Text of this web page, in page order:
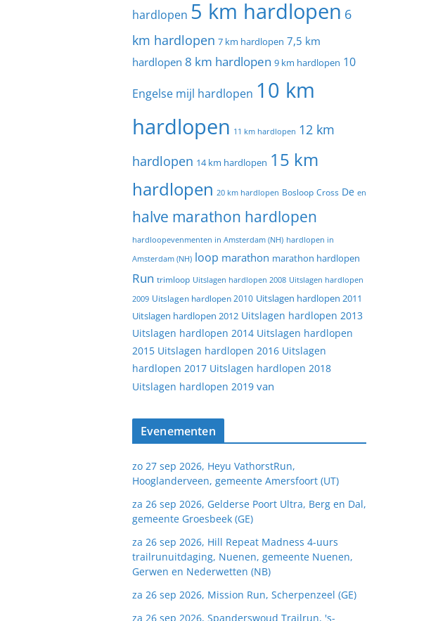
hardlopen 5 km hardlopen 6
km hardlopen 7 km hardlopen 7,5 km
hardlopen 8 km hardlopen 9 km hardlopen 10
Engelse mijl hardlopen 10 km
hardlopen 11 km hardlopen 12 km
hardlopen 14 km hardlopen 15 km
hardlopen 20 km hardlopen Bosloop Cross De en
halve marathon hardlopen
hardloopevenmenten in Amsterdam (NH) hardlopen in
Amsterdam (NH) loop marathon marathon hardlopen
Run trimloop Uitslagen hardlopen 2008 Uitslagen hardlopen
2009 Uitslagen hardlopen 2010 Uitslagen hardlopen 2011
Uitslagen hardlopen 2012 Uitslagen hardlopen 2013
Uitslagen hardlopen 2014 Uitslagen hardlopen
2015 Uitslagen hardlopen 2016 Uitslagen
hardlopen 2017 Uitslagen hardlopen 2018
Uitslagen hardlopen 2019 van
Evenementen
zo 27 sep 2026, Heyu VathorstRun,
Hooglanderveen, gemeente Amersfoort (UT)
za 26 sep 2026, Gelderse Poort Ultra, Berg en Dal,
gemeente Groesbeek (GE)
za 26 sep 2026, Hill Repeat Madness 4-uurs
trailrunuitdaging, Nuenen, gemeente Nuenen,
Gerwen en Nederwetten (NB)
za 26 sep 2026, Mission Run, Scherpenzeel (GE)
za 26 sep 2026, Spanderswoud Trailrun, 's-